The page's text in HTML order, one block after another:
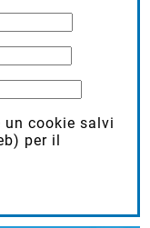
cookie salvi
per il